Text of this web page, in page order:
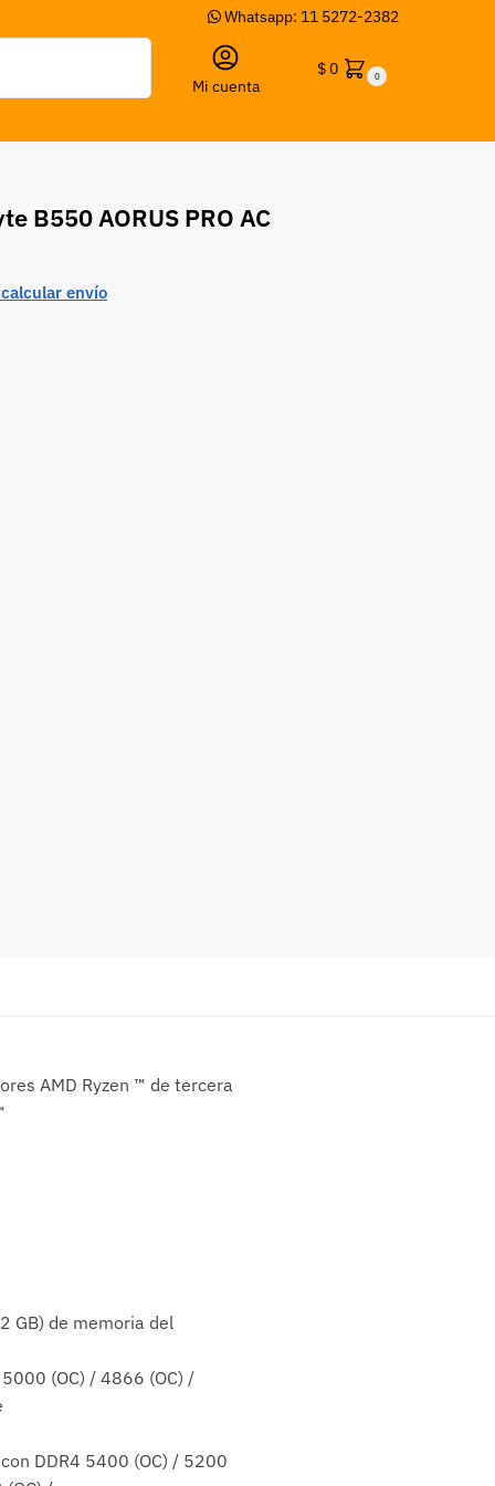
Whatsapp: 11 5272-2382
Mi cuenta
$0 0
B550 AORUS PRO AC
envío
AMD Ryzen ™ de tercera
GB) de memoria del
(OC) / 4866 (OC) /
DDR4 5400 (OC) / 5200